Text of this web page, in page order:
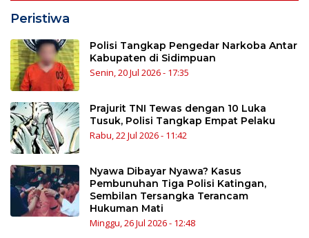
Peristiwa
Polisi Tangkap Pengedar Narkoba Antar
Kabupaten di Sidimpuan
Senin, 20 Jul 2026 - 17:35
Prajurit TNI Tewas dengan 10 Luka
Tusuk, Polisi Tangkap Empat Pelaku
Rabu, 22 Jul 2026 - 11:42
Nyawa Dibayar Nyawa? Kasus
Pembunuhan Tiga Polisi Katingan,
Sembilan Tersangka Terancam
Hukuman Mati
Minggu, 26 Jul 2026 - 12:48